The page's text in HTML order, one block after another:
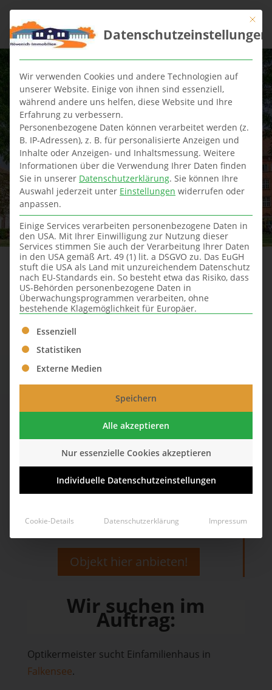
Immobiliensuche –
was unsere Kunden
suchen:
Unsere Kunden haben die Kohle
Wir suchen das passende
Objekt
Objekt hier anbieten!
Wir suchen im
Auftrag:
Optikermeister sucht Einfamilienhaus in
Falkensee.
Mit
Datenschutzeinstellungen
Wir verwenden Cookies und andere Technologien auf
unserer Website. Einige von ihnen sind essenziell,
während andere uns helfen, diese Website und Ihre
Erfahrung zu verbessern.
Personenbezogene Daten können verarbeitet werden (z.
B. IP-Adressen), z. B. für personalisierte Anzeigen und
Inhalte oder Anzeigen- und Inhaltsmessung. Weitere
Informationen über die Verwendung Ihrer Daten finden
Sie in unserer Datenschutzerklärung. Sie können Ihre
Auswahl jederzeit unter Einstellungen widerrufen oder
anpassen.
Einige Services verarbeiten personenbezogene Daten in
den USA. Mit Ihrer Einwilligung zur Nutzung dieser
Services stimmen Sie auch der Verarbeitung Ihrer Daten
in den USA gemäß Art. 49 (1) lit. a DSGVO zu. Das EuGH
stuft die USA als Land mit unzureichendem Datenschutz
nach EU-Standards ein. So besteht etwa das Risiko, dass
US-Behörden personenbezogene Daten in
Überwachungsprogrammen verarbeiten, ohne
bestehende Klagemöglichkeit für Europäer.
Es folgt eine Liste der Service-Gruppen, für die eine
Essenziell
Statistiken
Externe Medien
Speichern
Alle akzeptieren
Nur essenzielle Cookies akzeptieren
Individuelle Datenschutzeinstellungen
Cookie-Details Datenschutzerklärung Impressum